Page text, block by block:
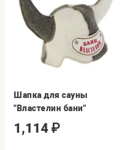
Шапка для сауны
"Властелин бани"
1,114 ₽